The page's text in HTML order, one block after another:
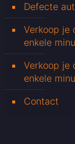
Defecte
Verkoop je
enkele
Verkoop je
enkele
Contact